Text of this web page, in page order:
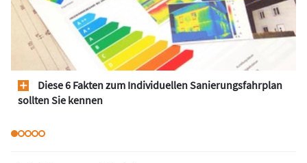
Diese 6 Fakten zum Individuellen Sanierungsfahrplan
sollten Sie kennen